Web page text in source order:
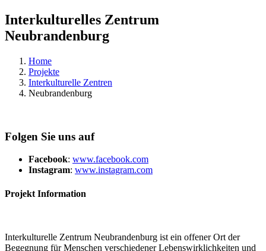
Interkulturelles Zentrum
Neubrandenburg
Home
Projekte
Interkulturelle Zentren
Neubrandenburg
Folgen Sie uns auf
Facebook: www.facebook.com
Instagram: www.instagram.com
Projekt Information
Interkulturelle Zentrum Neubrandenburg ist ein offener Ort der
Begegnung für Menschen verschiedener Lebenswirklichkeiten und